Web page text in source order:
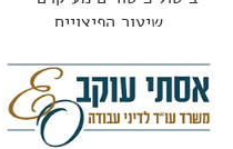
שיעור הפיצויים